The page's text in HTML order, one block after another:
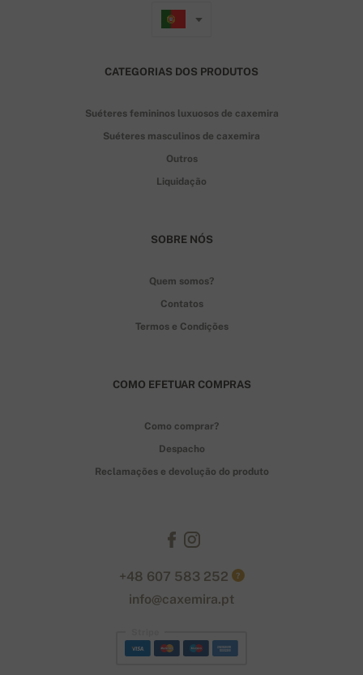
CATEGORIAS DOS PRODUTOS
Suéteres femininos luxuosos de caxemira
Suéteres masculinos de caxemira
Outros
Liquidação
SOBRE NÓS
Quem somos?
Contatos
Termos e Condições
COMO EFETUAR COMPRAS
Como comprar?
Despacho
Reclamações e devolução do produto
+48 607 583 252 ?
info@caxemira.pt